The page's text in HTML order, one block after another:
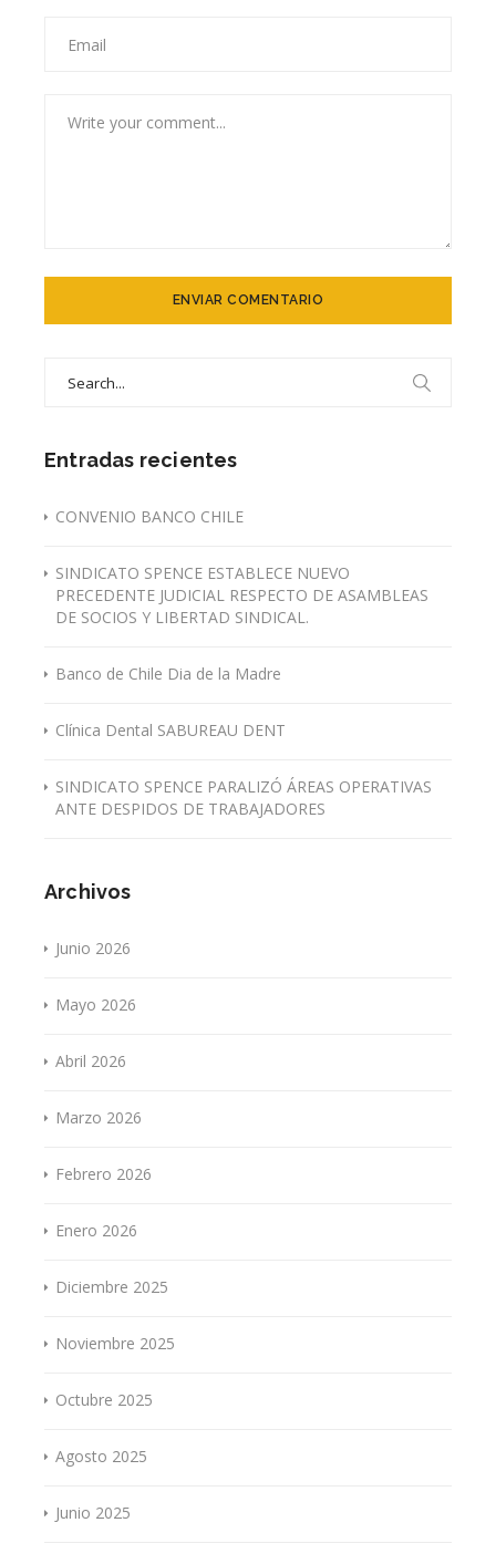
Entradas recientes
CONVENIO BANCO CHILE
SINDICATO SPENCE ESTABLECE NUEVO
PRECEDENTE JUDICIAL RESPECTO DE ASAMBLEAS
DE SOCIOS Y LIBERTAD SINDICAL.
Banco de Chile Dia de la Madre
Clínica Dental SABUREAU DENT
SINDICATO SPENCE PARALIZÓ ÁREAS OPERATIVAS
ANTE DESPIDOS DE TRABAJADORES
Archivos
Junio 2026
Mayo 2026
Abril 2026
Marzo 2026
Febrero 2026
Enero 2026
Diciembre 2025
Noviembre 2025
Octubre 2025
Agosto 2025
Junio 2025